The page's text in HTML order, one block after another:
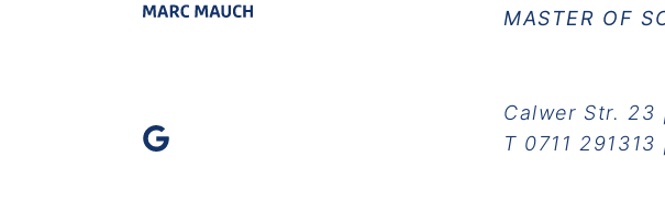
MASTER OF
Calwer Str.
T 0711 291313